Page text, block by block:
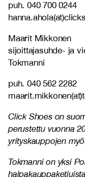
puh. 040 700 0244
Maarit Mikkonen
sijoittajasuhde- ja
Tokmanni
puh. 040 562 2282
Click Shoes on
perustettu vuonna
yrityskauppojen
Tokmanni on yksi